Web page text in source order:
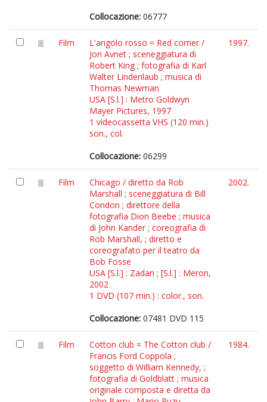
Collocazione: 06777
Film
L'angolo rosso = Red corner /
Jon Avnet ; sceneggiatura di
Robert King ; fotografia di Karl
Walter Lindenlaub ; musica di
Thomas Newman
USA [S.l.] : Metro Goldwyn
Mayer Pictures, 1997
1 videocassetta VHS (120 min.)
son., col.
Collocazione: 06299
1997.
Film
Chicago / diretto da Rob
Marshall ; sceneggiatura di Bill
Condon ; direttore della
fotografia Dion Beebe ; musica
di John Kander ; coreografia di
Rob Marshall, ; diretto e
coreografato per il teatro da
Bob Fosse
USA [S.l.] : Zadan ; [S.l.] : Meron,
2002
1 DVD (107 min.) : color., son.
Collocazione: 07481 DVD 115
2002.
Film
Cotton club = The Cotton club /
Francis Ford Coppola ;
soggetto di William Kennedy, ;
fotografia di Goldblatt ; musica
originale composta e diretta da
1984.